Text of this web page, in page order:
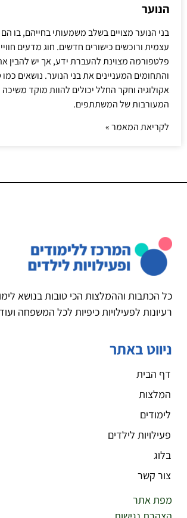
הנוער
בני הנוער מצויים בשלב משמעותי בחייהם, בו
עצמית ורוכשים כישורים חדשים. חוג מדעים
פלטפורמה מצוינת להעברת ידע, אך יש להבין
והתחומים המעניינים את בני הנוער. נושאים כמו
אקולוגיה וחקר החלל יכולים להוות מוקד
המעורבות של המשתתפים.
לקריאת המאמר »
כל הכתבות וההמלצות הכי טובות בנושא
רעיונות לפעילויות כיפיות לכל המשפחה
ניווט באתר
דף הבית
המלצות
לימודים
פעילויות לילדים
בלוג
צור קשר
מפת אתר